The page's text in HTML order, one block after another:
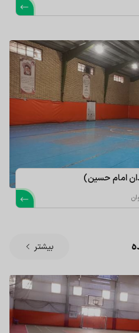
امام حسین)
بیشتر